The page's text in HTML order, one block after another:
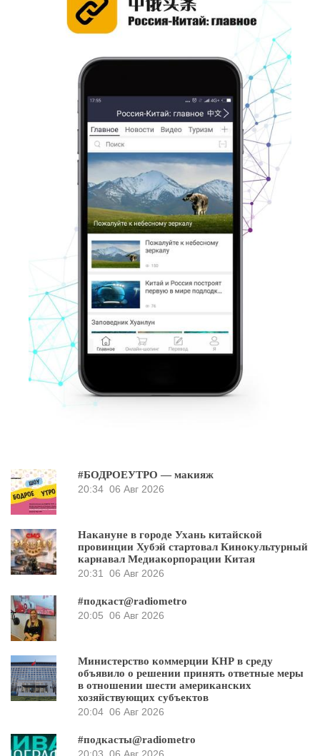
#БОДРОЕУТРО — макияж
20:34 06 Авг 2026
Накануне в городе Ухань китайской
провинции Хубэй стартовал Кинокультурный
карнавал Медиакорпорации Китая
20:31 06 Авг 2026
#подкаст@radiometro
20:05 06 Авг 2026
Министерство коммерции КНР в среду
объявило о решении принять ответные меры
в отношении шести американских
хозяйствующих субъектов
20:04 06 Авг 2026
#подкасты@radiometro